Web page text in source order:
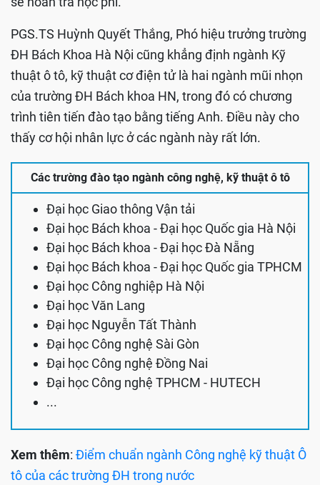
PGS.TS Huỳnh Quyết Thắng, Phó hiệu trưởng trường
ĐH Bách Khoa Hà Nội cũng khẳng định ngành Kỹ
thuật ô tô, kỹ thuật cơ điện tử là hai ngành mũi nhọn
của trường ĐH Bách khoa HN, trong đó có chương
trình tiên tiến đào tạo bằng tiếng Anh. Điều này cho
thấy cơ hội nhân lực ở các ngành này rất lớn.
Các trường đào tạo ngành công nghệ, kỹ thuật ô tô
Đại học Giao thông Vận tải
Đại học Bách khoa - Đại học Quốc gia Hà Nội
Đại học Bách khoa - Đại học Đà Nẵng
Đại học Bách khoa - Đại học Quốc gia TPHCM
Đại học Công nghiệp Hà Nội
Đại học Văn Lang
Đại học Nguyễn Tất Thành
Đại học Công nghệ Sài Gòn
Đại học Công nghệ Đồng Nai
Đại học Công nghệ TPHCM - HUTECH
...
Xem thêm: Điểm chuẩn ngành Công nghệ kỹ thuật Ô
tô của các trường ĐH trong nước